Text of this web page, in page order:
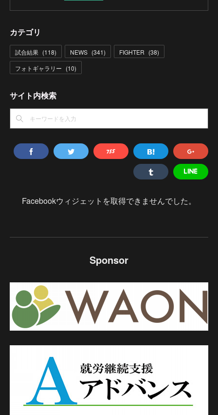
カテゴリ
試合結果 (118) NEWS (341) FIGHTER (38)
フォトギャラリー (10)
サイト内検索
Facebookウィジェットを取得できませんでした。
Sponsor